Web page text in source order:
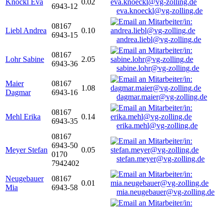
Knöckl Eva
6943-12
0.02
eva.knoeckl@vg-zolling.de
Liebl Andrea
08167
6943-15
0.10
andrea.liebl@vg-zolling.de
Lohr Sabine
08167
6943-36
2.05
sabine.lohr@vg-zolling.de
Maier
Dagmar
08167
6943-16
1.08
dagmar.maier@vg-zolling.de
Mehl Erika
08167
6943-35
0.14
erika.mehl@vg-zolling.de
Meyer Stefan
08167
6943-50
0170
7942402
0.05
stefan.meyer@vg-zolling.de
Neugebauer
Mia
08167
6943-58
0.01
mia.neugebauer@vg-zolling.de